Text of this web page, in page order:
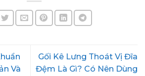
Và
Gối Kê Lưng Thoát Vị Đĩa
Đệm Là Gì? Có Nên Dùng